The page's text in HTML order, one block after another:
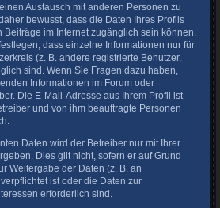
Austausch mit anderen Personen zu
bewusst, dass die Daten Ihres Profils
im Internet zugänglich sein können.
dass einzelne Informationen nur für
(z. B. andere registrierte Benutzer,
sind. Wenn Sie Fragen dazu haben,
Informationen im Forum oder
Die E-Mail-Adresse aus Ihrem Profil ist
und von ihm beauftragte Personen
Daten wird der Betreiber nur mit Ihrer
Dies gilt nicht, sofern er auf Grund
Weitergabe der Daten (z. B. an
ist oder die Daten zur
erforderlich sind.